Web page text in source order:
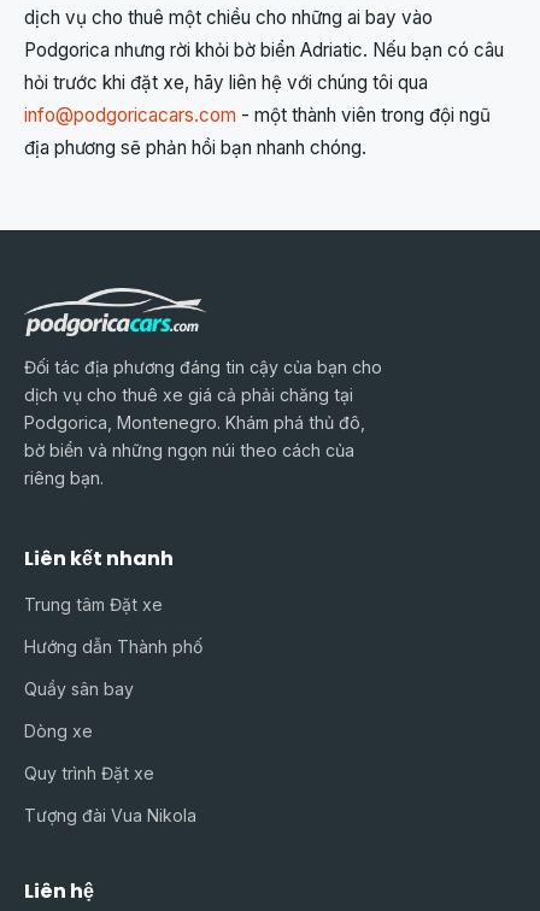
dịch vụ cho thuê một chiều cho những ai bay vào
Podgorica nhưng rời khỏi bờ biển Adriatic. Nếu bạn có câu
hỏi trước khi đặt xe, hãy liên hệ với chúng tôi qua
info@podgoricacars.com - một thành viên trong đội ngũ
địa phương sẽ phản hồi bạn nhanh chóng.
Đối tác địa phương đáng tin cậy của bạn cho
dịch vụ cho thuê xe giá cả phải chăng tại
Podgorica, Montenegro. Khám phá thủ đô,
bờ biển và những ngọn núi theo cách của
riêng bạn.
Liên kết nhanh
Trung tâm Đặt xe
Hướng dẫn Thành phố
Quầy sân bay
Dòng xe
Quy trình Đặt xe
Tượng đài Vua Nikola
Liên hệ